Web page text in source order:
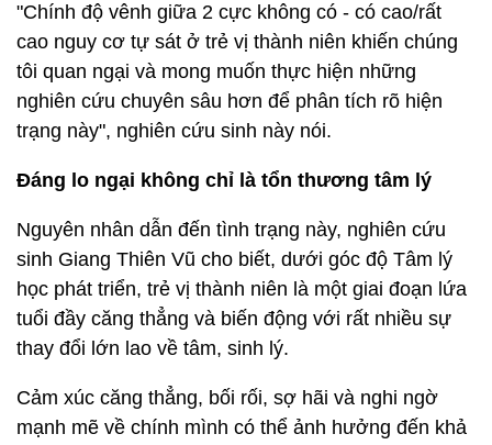
"Chính độ vênh giữa 2 cực không có - có cao/rất
cao nguy cơ tự sát ở trẻ vị thành niên khiến chúng
tôi quan ngại và mong muốn thực hiện những
nghiên cứu chuyên sâu hơn để phân tích rõ hiện
trạng này", nghiên cứu sinh này nói.
Đáng lo ngại không chỉ là tổn thương tâm lý
Nguyên nhân dẫn đến tình trạng này, nghiên cứu
sinh Giang Thiên Vũ cho biết, dưới góc độ Tâm lý
học phát triển, trẻ vị thành niên là một giai đoạn lứa
tuổi đầy căng thẳng và biến động với rất nhiều sự
thay đổi lớn lao về tâm, sinh lý.
Cảm xúc căng thẳng, bối rối, sợ hãi và nghi ngờ
mạnh mẽ về chính mình có thể ảnh hưởng đến khả